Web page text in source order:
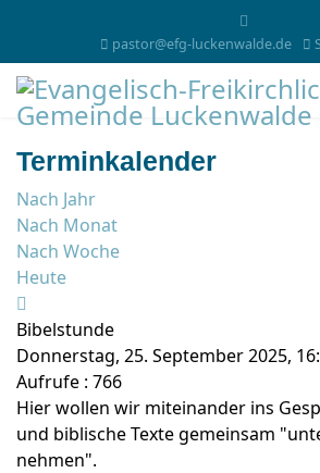
pastor@efg-luckenwalde.de
Terminkalender
Nach Jahr
Nach Monat
Nach Woche
Heute
Bibelstunde
Donnerstag, 25. September 2025,
Aufrufe : 766
Hier wollen wir miteinander ins
und biblische Texte gemeinsam
nehmen".